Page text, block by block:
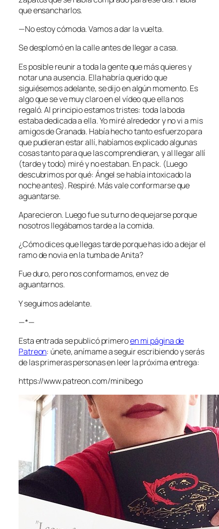
que ensancharlos.
—No estoy cómoda. Vamos a dar la vuelta.
Se desplomó en la calle antes de llegar a casa.
Es posible reunir a toda la gente que más quieres y
notar una ausencia. Ella habría querido que
siguiésemos adelante, se dijo en algún momento. Es
algo que se ve muy claro en el vídeo que ella nos
regaló. Al principio estamos tristes: toda la boda
estaba dedicada a ella. Yo miré alrededor y no vi a mis
amigos de Granada. Había hecho tanto esfuerzo para
que pudieran estar allí, habíamos explicado algunas
cosas tanto para que las comprendieran, y al llegar allí
(tarde y todo) miré y no estaban. En pack. (Luego
descubrimos por qué: Ángel se había intoxicado la
noche antes). Respiré. Más vale conformarse que
aguantarse.
Aparecieron. Luego fue su turno de quejarse porque
nosotros llegábamos tarde a la comida.
¿Cómo dices que llegas tarde porque has ido a dejar el
ramo de novia en la tumba de Anita?
Fue duro, pero nos conformamos, en vez de
aguantarnos.
Y seguimos adelante.
—*—
Esta entrada se publicó primeroen mi página de
Patreon: únete, anímame a seguir escribiendo y serás
de las primeras personas en leer la próxima entrega:
https://www.patreon.com/minibego